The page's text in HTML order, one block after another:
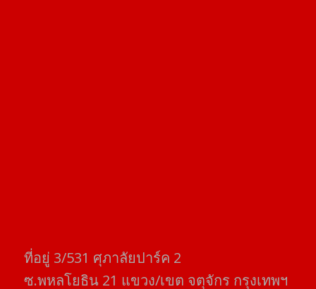
ที่อยู่​ 3/531​ ศุภาลัยปาร์ค​ 2
ซ.พหลโยธิน​ 21​ แขวง/เขต​ จตุจักร​ กรุงเทพฯ